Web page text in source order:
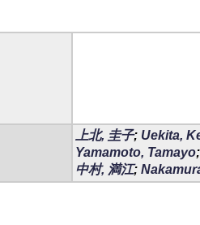
上北, 圭子; Uekita,
Yamamoto, Tamayo;
中村, 満江;